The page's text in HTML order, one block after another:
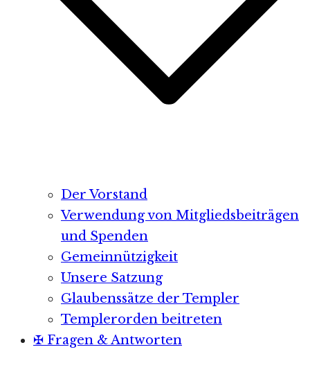
Der Vorstand
Verwendung von Mitgliedsbeiträgen
und Spenden
Gemeinnützigkeit
Unsere Satzung
Glaubenssätze der Templer
Templerorden beitreten
✠ Fragen & Antworten